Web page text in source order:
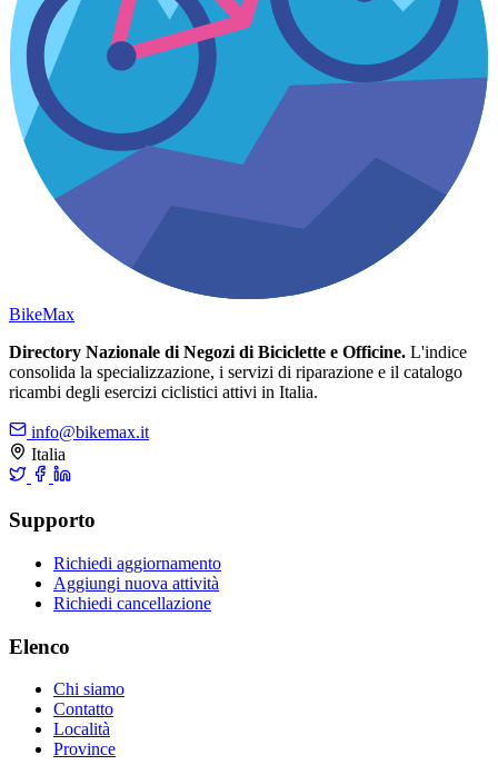
BikeMax
Directory Nazionale di Negozi di Biciclette e Officine. L'indice
consolida la specializzazione, i servizi di riparazione e il catalogo
ricambi degli esercizi ciclistici attivi in Italia.
info@bikemax.it
Italia
Supporto
Richiedi aggiornamento
Aggiungi nuova attività
Richiedi cancellazione
Elenco
Chi siamo
Contatto
Località
Province